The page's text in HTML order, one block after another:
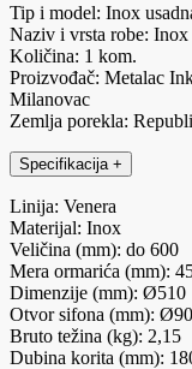
Tip i model: Inox
Naziv i vrsta robe: Inox
Količina: 1 kom.
Proizvođač: Metalac
Milanovac
Zemlja porekla:
Specifikacija +
Linija: Venera
Materijal: Inox
Veličina (mm): do 600
Mera ormarića (mm):
Dimenzije (mm): Ø510
Otvor sifona (mm): Ø90
Bruto težina (kg): 2,15
Dubina korita (mm):